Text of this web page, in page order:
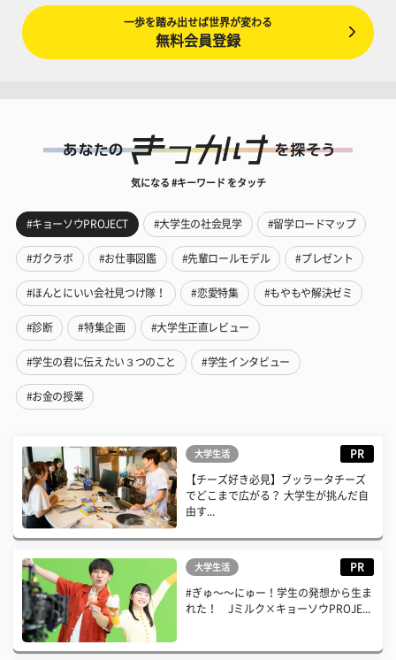
一歩を踏み出せば世界が変わる
無料会員登録
気になる #キーワード をタッチ
#キョーソウPROJECT #大学生の社会見学 #留学ロードマップ
#ガクラボ #お仕事図鑑 #先輩ロールモデル #プレゼント
#ほんとにいい会社見つけ隊！ #恋愛特集 #もやもや解決ゼミ
#診断 #特集企画 #大学生正直レビュー
#学生の君に伝えたい３つのこと #学生インタビュー
#お金の授業
大学生活 PR
【チーズ好き必見】ブッラータチーズ
でどこまで広がる？ 大学生が挑んだ自
由す...
大学生活 PR
#ぎゅ〜〜にゅー！学生の発想から生ま
れた！ Jミルク×キョーソウPROJE...